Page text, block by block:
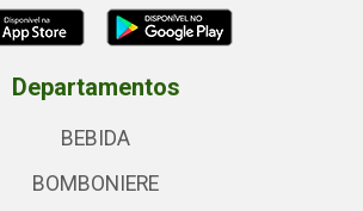
Departamentos
BEBIDA
BOMBONIERE